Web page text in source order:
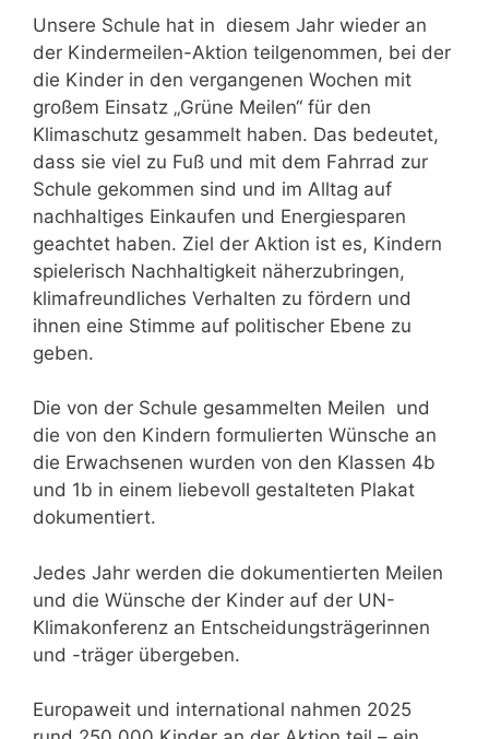
Unsere Schule hat in diesem Jahr wieder an
der Kindermeilen-Aktion teilgenommen, bei der
die Kinder in den vergangenen Wochen mit
großem Einsatz „Grüne Meilen“ für den
Klimaschutz gesammelt haben. Das bedeutet,
dass sie viel zu Fuß und mit dem Fahrrad zur
Schule gekommen sind und im Alltag auf
nachhaltiges Einkaufen und Energiesparen
geachtet haben. Ziel der Aktion ist es, Kindern
spielerisch Nachhaltigkeit näherzubringen,
klimafreundliches Verhalten zu fördern und
ihnen eine Stimme auf politischer Ebene zu
geben.
Die von der Schule gesammelten Meilen und
die von den Kindern formulierten Wünsche an
die Erwachsenen wurden von den Klassen 4b
und 1b in einem liebevoll gestalteten Plakat
dokumentiert.
Jedes Jahr werden die dokumentierten Meilen
und die Wünsche der Kinder auf der UN-
Klimakonferenz an Entscheidungsträgerinnen
und -träger übergeben.
Europaweit und international nahmen 2025